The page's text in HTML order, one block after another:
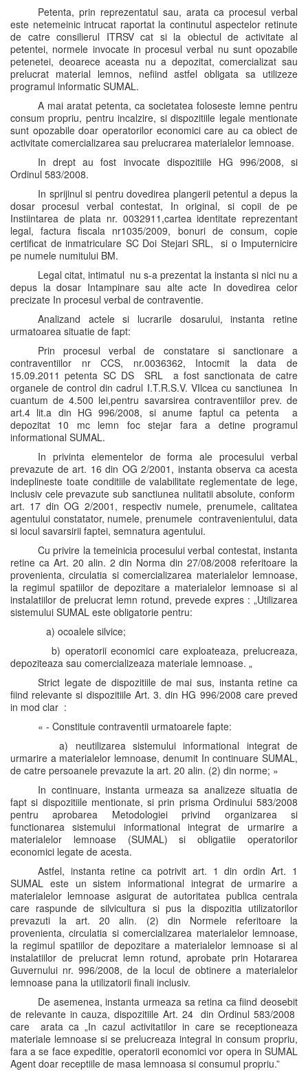
Petenta, prin reprezentatul sau, arata ca procesul verbal
este netemeinic intrucat raportat la continutul aspectelor retinute
de catre consilierul ITRSV cat si la obiectul de activitate al
petentei, normele invocate in procesul verbal nu sunt opozabile
petenetei, deoarece aceasta nu a depozitat, comercializat sau
prelucrat material lemnos, nefiind astfel obligata sa utilizeze
programul informatic SUMAL.
A mai aratat petenta, ca societatea foloseste lemne pentru
consum propriu, pentru incalzire, si dispozitiile legale mentionate
sunt opozabile doar operatorilor economici care au ca obiect de
activitate comercializarea sau prelucrarea materialelor lemnoase.
In drept au fost invocate dispozitiile HG 996/2008, si
Ordinul 583/2008.
In sprijinul si pentru dovedirea plangerii petentul a depus la
dosar procesul verbal contestat, In original, si copii de pe
Instiintarea de plata nr. 0032911,cartea identitate reprezentant
legal, factura fiscala nr1035/2009, bonuri de consum, copie
certificat de inmatriculare SC Doi Stejari SRL, si o Imputernicire
pe numele numitului BM.
Legal citat, intimatul nu s-a prezentat la instanta si nici nu a
depus la dosar Intampinare sau alte acte In dovedirea celor
precizate In procesul verbal de contraventie.
Analizand actele si lucrarile dosarului, instanta retine
urmatoarea situatie de fapt:
Prin procesul verbal de constatare si sanctionare a
contraventiilor nr CCS, nr.0036362, Intocmit la data de
15.09.2011 petenta SC DS SRL a fost sanctionata de catre
organele de control din cadrul I.T.R.S.V. VIlcea cu sanctiunea In
cuantum de 4.500 lei,pentru savarsirea contraventiilor prev. de
art.4 lit.a din HG 996/2008, si anume faptul ca petenta a
depozitat 10 mc lemn foc stejar fara a detine programul
informational SUMAL.
In privinta elementelor de forma ale procesului verbal
prevazute de art. 16 din OG 2/2001, instanta observa ca acesta
indeplineste toate conditiile de valabilitate reglementate de lege,
inclusiv cele prevazute sub sanctiunea nulitatii absolute, conform
art. 17 din OG 2/2001, respectiv numele, prenumele, calitatea
agentului constatator, numele, prenumele contravenientului, data
si locul savarsirii faptei, semnatura agentului.
Cu privire la temeinicia procesului verbal contestat, instanta
retine ca Art. 20 alin. 2 din Norma din 27/08/2008 referitoare la
provenienta, circulatia si comercializarea materialelor lemnoase,
la regimul spatiilor de depozitare a materialelor lemnoase si al
instalatiilor de prelucrat lemn rotund, prevede expres : „Utilizarea
sistemului SUMAL este obligatorie pentru:
a) ocoalele silvice;
b) operatorii economici care exploateaza, prelucreaza,
depoziteaza sau comercializeaza materiale lemnoase. „
Strict legate de dispozitiile de mai sus, instanta retine ca
fiind relevante si dispozitiile Art. 3. din HG 996/2008 care preved
in mod clar :
« - Constituie contraventii urmatoarele fapte:
a) neutilizarea sistemului informational integrat de
urmarire a materialelor lemnoase, denumit In continuare SUMAL,
de catre persoanele prevazute la art. 20 alin. (2) din norme; »
In continuare, instanta urmeaza sa analizeze situatia de
fapt si dispozitiile mentionate, si prin prisma Ordinului 583/2008
pentru aprobarea Metodologiei privind organizarea si
functionarea sistemului informational integrat de urmarire a
materialelor lemnoase (SUMAL) si obligatiie operatorilor
economici legate de acesta.
Astfel, instanta retine ca potrivit art. 1 din ordin Art. 1
SUMAL este un sistem informational integrat de urmarire a
materialelor lemnoase asigurat de autoritatea publica centrala
care raspunde de silvicultura si pus la dispozitia utilizatorilor
prevazuti la art. 20 alin. (2) din Normele referitoare la
provenienta, circulatia si comercializarea materialelor lemnoase,
la regimul spatiilor de depozitare a materialelor lemnoase si al
instalatiilor de prelucrat lemn rotund, aprobate prin Hotararea
Guvernului nr. 996/2008, de la locul de obtinere a materialelor
lemnoase pana la utilizatorii finali inclusiv.
De asemenea, instanta urmeaza sa retina ca fiind deosebit
de relevante in cauza, dispozitiile Art. 24 din Ordinul 583/2008
care arata ca „In cazul activitatilor in care se receptioneaza
materiale lemnoase si se prelucreaza integral in consum propriu,
fara a se face expeditie, operatorii economici vor opera in SUMAL
Agent doar receptiile de masa lemnoasa si consumul propriu.”